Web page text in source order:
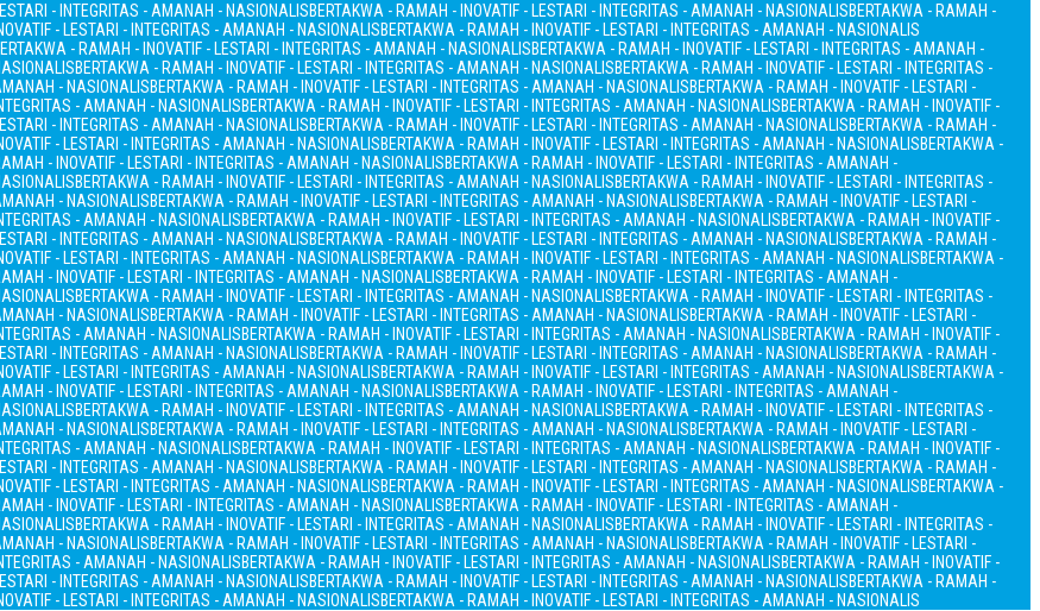
- INTEGRITAS - AMANAH - NASIONALISBERTAKWA - RAMAH - INOVATIF - LESTARI - INTEGRITAS - AMANAH - NASIONALISBERTAKWA - RAMAH -
- LESTARI - INTEGRITAS - AMANAH - NASIONALISBERTAKWA - RAMAH - INOVATIF - LESTARI - INTEGRITAS - AMANAH - NASIONALIS
- RAMAH - INOVATIF - LESTARI - INTEGRITAS - AMANAH - NASIONALISBERTAKWA - RAMAH - INOVATIF - LESTARI - INTEGRITAS - AMANAH -
BERTAKWA - RAMAH - INOVATIF - LESTARI - INTEGRITAS - AMANAH - NASIONALISBERTAKWA - RAMAH - INOVATIF - LESTARI - INTEGRITAS -
- NASIONALISBERTAKWA - RAMAH - INOVATIF - LESTARI - INTEGRITAS - AMANAH - NASIONALISBERTAKWA - RAMAH - INOVATIF - LESTARI -
- AMANAH - NASIONALISBERTAKWA - RAMAH - INOVATIF - LESTARI - INTEGRITAS - AMANAH - NASIONALISBERTAKWA - RAMAH - INOVATIF -
- INTEGRITAS - AMANAH - NASIONALISBERTAKWA - RAMAH - INOVATIF - LESTARI - INTEGRITAS - AMANAH - NASIONALISBERTAKWA - RAMAH -
- LESTARI - INTEGRITAS - AMANAH - NASIONALISBERTAKWA - RAMAH - INOVATIF - LESTARI - INTEGRITAS - AMANAH - NASIONALISBERTAKWA -
- INOVATIF - LESTARI - INTEGRITAS - AMANAH - NASIONALISBERTAKWA - RAMAH - INOVATIF - LESTARI - INTEGRITAS - AMANAH -
BERTAKWA - RAMAH - INOVATIF - LESTARI - INTEGRITAS - AMANAH - NASIONALISBERTAKWA - RAMAH - INOVATIF - LESTARI - INTEGRITAS -
- NASIONALISBERTAKWA - RAMAH - INOVATIF - LESTARI - INTEGRITAS - AMANAH - NASIONALISBERTAKWA - RAMAH - INOVATIF - LESTARI -
- AMANAH - NASIONALISBERTAKWA - RAMAH - INOVATIF - LESTARI - INTEGRITAS - AMANAH - NASIONALISBERTAKWA - RAMAH - INOVATIF -
- INTEGRITAS - AMANAH - NASIONALISBERTAKWA - RAMAH - INOVATIF - LESTARI - INTEGRITAS - AMANAH - NASIONALISBERTAKWA - RAMAH -
- LESTARI - INTEGRITAS - AMANAH - NASIONALISBERTAKWA - RAMAH - INOVATIF - LESTARI - INTEGRITAS - AMANAH - NASIONALISBERTAKWA -
- INOVATIF - LESTARI - INTEGRITAS - AMANAH - NASIONALISBERTAKWA - RAMAH - INOVATIF - LESTARI - INTEGRITAS - AMANAH -
BERTAKWA - RAMAH - INOVATIF - LESTARI - INTEGRITAS - AMANAH - NASIONALISBERTAKWA - RAMAH - INOVATIF - LESTARI - INTEGRITAS -
- NASIONALISBERTAKWA - RAMAH - INOVATIF - LESTARI - INTEGRITAS - AMANAH - NASIONALISBERTAKWA - RAMAH - INOVATIF - LESTARI -
- AMANAH - NASIONALISBERTAKWA - RAMAH - INOVATIF - LESTARI - INTEGRITAS - AMANAH - NASIONALISBERTAKWA - RAMAH - INOVATIF -
- INTEGRITAS - AMANAH - NASIONALISBERTAKWA - RAMAH - INOVATIF - LESTARI - INTEGRITAS - AMANAH - NASIONALISBERTAKWA - RAMAH -
- LESTARI - INTEGRITAS - AMANAH - NASIONALISBERTAKWA - RAMAH - INOVATIF - LESTARI - INTEGRITAS - AMANAH - NASIONALISBERTAKWA -
- INOVATIF - LESTARI - INTEGRITAS - AMANAH - NASIONALISBERTAKWA - RAMAH - INOVATIF - LESTARI - INTEGRITAS - AMANAH -
BERTAKWA - RAMAH - INOVATIF - LESTARI - INTEGRITAS - AMANAH - NASIONALISBERTAKWA - RAMAH - INOVATIF - LESTARI - INTEGRITAS -
- NASIONALISBERTAKWA - RAMAH - INOVATIF - LESTARI - INTEGRITAS - AMANAH - NASIONALISBERTAKWA - RAMAH - INOVATIF - LESTARI -
- AMANAH - NASIONALISBERTAKWA - RAMAH - INOVATIF - LESTARI - INTEGRITAS - AMANAH - NASIONALISBERTAKWA - RAMAH - INOVATIF -
- INTEGRITAS - AMANAH - NASIONALISBERTAKWA - RAMAH - INOVATIF - LESTARI - INTEGRITAS - AMANAH - NASIONALISBERTAKWA - RAMAH -
- LESTARI - INTEGRITAS - AMANAH - NASIONALISBERTAKWA - RAMAH - INOVATIF - LESTARI - INTEGRITAS - AMANAH - NASIONALISBERTAKWA -
- INOVATIF - LESTARI - INTEGRITAS - AMANAH - NASIONALISBERTAKWA - RAMAH - INOVATIF - LESTARI - INTEGRITAS - AMANAH -
BERTAKWA - RAMAH - INOVATIF - LESTARI - INTEGRITAS - AMANAH - NASIONALISBERTAKWA - RAMAH - INOVATIF - LESTARI - INTEGRITAS -
- NASIONALISBERTAKWA - RAMAH - INOVATIF - LESTARI - INTEGRITAS - AMANAH - NASIONALISBERTAKWA - RAMAH - INOVATIF - LESTARI -
- AMANAH - NASIONALISBERTAKWA - RAMAH - INOVATIF - LESTARI - INTEGRITAS - AMANAH - NASIONALISBERTAKWA - RAMAH - INOVATIF -
- INTEGRITAS - AMANAH - NASIONALISBERTAKWA - RAMAH - INOVATIF - LESTARI - INTEGRITAS - AMANAH - NASIONALISBERTAKWA - RAMAH -
- LESTARI - INTEGRITAS - AMANAH - NASIONALISBERTAKWA - RAMAH - INOVATIF - LESTARI - INTEGRITAS - AMANAH - NASIONALIS